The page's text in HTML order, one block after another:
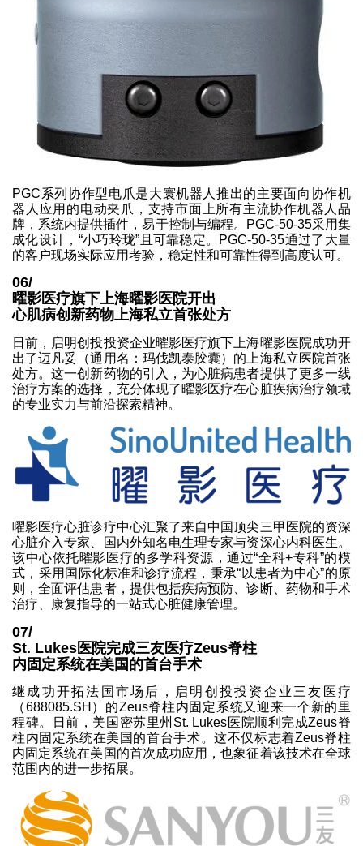
PGC系列协作型电爪是大寰机器人推出的主要面向协作机
器人应用的电动夹爪，支持市面上所有主流协作机器人品
牌，系统内提供插件，易于控制与编程。PGC-50-35采用集
成化设计，“小巧玲珑”且可靠稳定。PGC-50-35通过了大量
的客户现场实际应用考验，稳定性和可靠性得到高度认可。
06/
曜影医疗旗下上海曜影医院开出
心肌病创新药物上海私立首张处方
日前，启明创投投资企业曜影医疗旗下上海曜影医院成功开
出了迈凡妥（通用名：玛伐凯泰胶囊）的上海私立医院首张
处方。这一创新药物的引入，为心脏病患者提供了更多一线
治疗方案的选择，充分体现了曜影医疗在心脏疾病治疗领域
的专业实力与前沿探索精神。
曜影医疗心脏诊疗中心汇聚了来自中国顶尖三甲医院的资深
心脏介入专家、国内外知名电生理专家与资深心内科医生。
该中心依托曜影医疗的多学科资源，通过“全科+专科”的模
式，采用国际化标准和诊疗流程，秉承“以患者为中心”的原
则，全面评估患者，提供包括疾病预防、诊断、药物和手术
治疗、康复指导的一站式心脏健康管理。
07/
St. Lukes医院完成三友医疗Zeus脊柱
内固定系统在美国的首台手术
继成功开拓法国市场后，启明创投投资企业三友医疗
（688085.SH）的Zeus脊柱内固定系统又迎来一个新的里
程碑。日前，美国密苏里州St. Lukes医院顺利完成Zeus脊
柱内固定系统在美国的首台手术。这不仅标志着Zeus脊柱
内固定系统在美国的首次成功应用，也象征着该技术在全球
范围内的进一步拓展。